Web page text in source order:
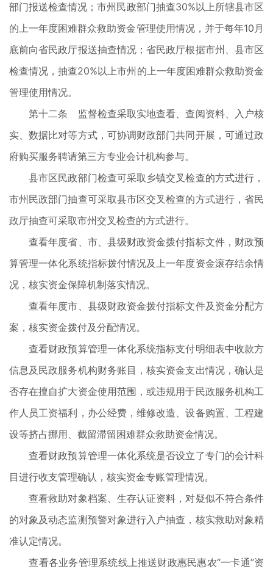
部门报送检查情况；市州民政部门抽查30%以上所辖县市区
的上一年度困难群众救助资金管理使用情况，并于每年10月
底前向省民政厅报送抽查情况；省民政厅根据市州、县市区
检查情况，抽查20%以上市州的上一年度困难群众救助资金
管理使用情况。
第十二条 监督检查采取实地查看、查阅资料、入户核
实、数据比对等方式，可协调财政部门共同开展，可通过政
府购买服务聘请第三方专业会计机构参与。
县市区民政部门检查可采取乡镇交叉检查的方式进行，
市州民政部门抽查可采取县市区交叉检查的方式进行，省民
政厅抽查可采取市州交叉检查的方式进行。
查看年度省、市、县级财政资金拨付指标文件，财政预
算管理一体化系统指标拨付情况及上一年度资金滚存结余情
况，核实资金保障机制落实情况。
查看年度市、县级财政资金拨付指标文件及资金分配方
案，核实资金拨付及分配情况。
查看财政预算管理一体化系统指标支付明细表中收款方
信息及民政服务机构财务账目，核实资金支出情况，确认是
否存在擅自扩大资金使用范围，或违规用于民政服务机构工
作人员工资福利，办公经费，维修改造、设备购置、工程建
设等挤占挪用、截留滞留困难群众救助资金情况。
查看财政预算管理一体化系统是否设立了专门的会计科
目进行收支管理确认，核实资金专账管理情况。
查看救助对象档案、生存认证资料，对疑似不符合条件
的对象及动态监测预警对象进行入户抽查，核实救助对象精
准认定情况。
查看各业务管理系统线上推送财政惠民惠农“一卡通”资